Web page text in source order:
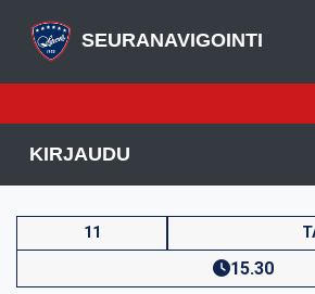
SEURANAVIGOINTI
KIRJAUDU
11
15.30